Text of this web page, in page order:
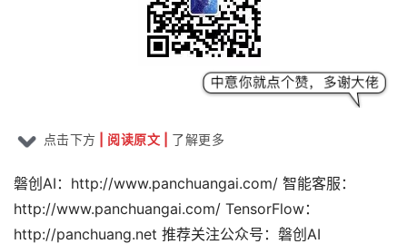
点击下方 阅读原文 了解更多
磐创AI：http://www.panchuangai.com/ 智能客服：
http://www.panchuangai.com/ TensorFlow：
http://panchuang.net 推荐关注公众号：磐创AI